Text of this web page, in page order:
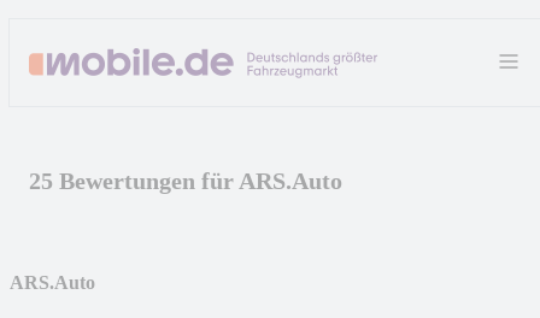
25 Bewertungen für ARS.Auto
ARS.Auto